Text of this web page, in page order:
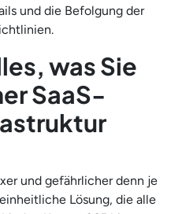
und die Befolgung der
was Sie
SaaS-
und gefährlicher denn je
Lösung, die alle